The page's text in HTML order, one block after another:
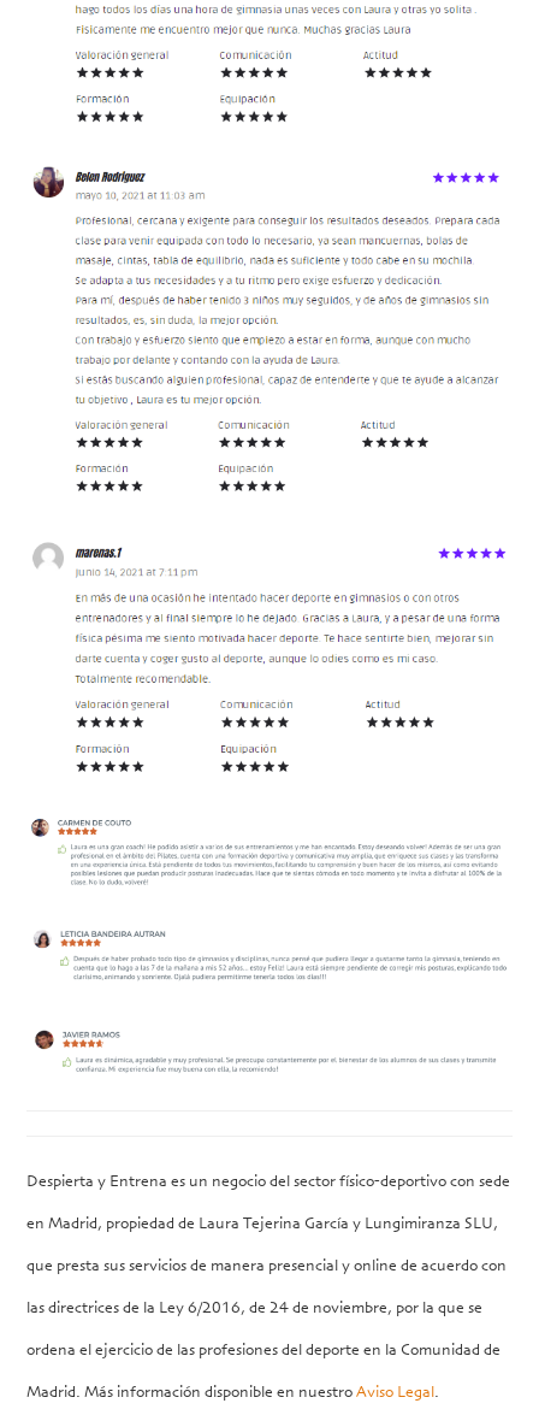
Despierta y Entrena es un negocio del sector físico-deportivo con sede
en Madrid, propiedad de Laura Tejerina García y Lungimiranza SLU,
que presta sus servicios de manera presencial y online de acuerdo con
las directrices de la Ley 6/2016, de 24 de noviembre, por la que se
ordena el ejercicio de las profesiones del deporte en la Comunidad de
Madrid. Más información disponible en nuestro Aviso Legal .